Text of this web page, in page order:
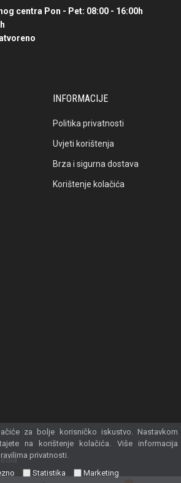
za bolje korisničko iskustvo. Nastavkom
na korištenje kolačića. Više informacija
privatnosti.
Statistika Marketing
centra Pon - Pet: 08:00 - 16:00h
INFORMACIJE
Politika privatnosti
Uvjeti korištenja
Brza i sigurna dostava
Korištenje kolačića
.